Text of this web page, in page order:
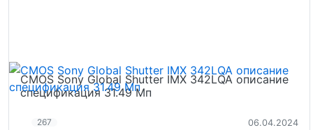
CMOS Sony Global Shutter IMX 342LQA описание
спецификация 31.49 Мп
267 06.04.2024